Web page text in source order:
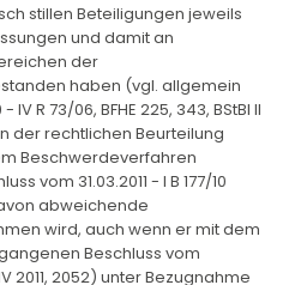
stillen Beteiligungen jeweils
und damit an
der
haben (vgl. allgemein
R 73/06, BFHE 225, 343, BStBl II
der rechtlichen Beurteilung
Beschwerdeverfahren
vom 31.03.2011 - I B 177/10
abweichende
wird, auch wenn er mit dem
Beschluss vom
2011, 2052) unter Bezugnahme